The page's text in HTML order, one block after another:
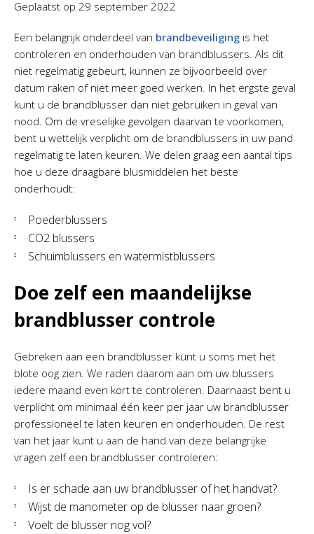
Geplaatst op 29 september 2022
Een belangrijk onderdeel van brandbeveiliging is het
controleren en onderhouden van brandblussers. Als dit
niet regelmatig gebeurt, kunnen ze bijvoorbeeld over
datum raken of niet meer goed werken. In het ergste geval
kunt u de brandblusser dan niet gebruiken in geval van
nood. Om de vreselijke gevolgen daarvan te voorkomen,
bent u wettelijk verplicht om de brandblussers in uw pand
regelmatig te laten keuren. We delen graag een aantal tips
hoe u deze draagbare blusmiddelen het beste
onderhoudt:
Poederblussers
CO2 blussers
Schuimblussers en watermistblussers
Doe zelf een maandelijkse
brandblusser controle
Gebreken aan een brandblusser kunt u soms met het
blote oog zien. We raden daarom aan om uw blussers
iedere maand even kort te controleren. Daarnaast bent u
verplicht om minimaal één keer per jaar uw brandblusser
professioneel te laten keuren en onderhouden. De rest
van het jaar kunt u aan de hand van deze belangrijke
vragen zelf een brandblusser controleren:
Is er schade aan uw brandblusser of het handvat?
Wijst de manometer op de blusser naar groen?
Voelt de blusser nog vol?